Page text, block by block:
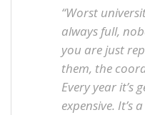
“Worst
always full,
you are just
them, the
Every year it’s
expensive. It’s